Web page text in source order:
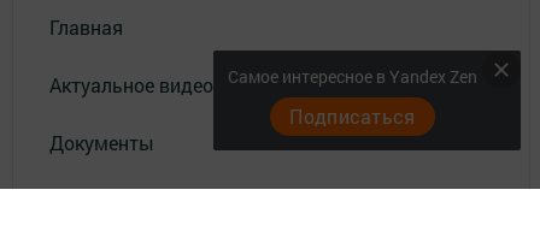
Главная
Актуальное видео
Документы
Самое интересное в Yandex Zen
Подписаться